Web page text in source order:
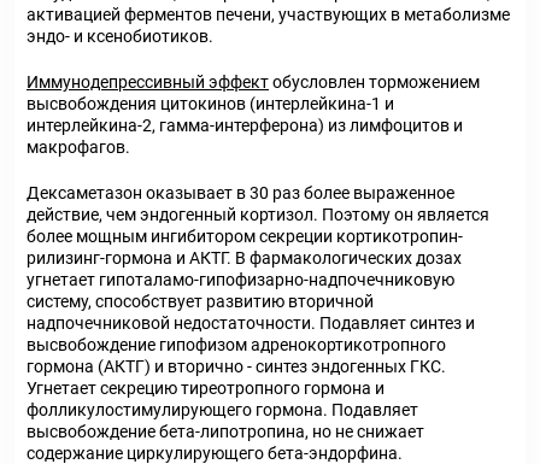
активацией ферментов печени, участвующих в метаболизме
эндо- и ксенобиотиков.
Иммунодепрессивный эффектобусловлен торможением
высвобождения цитокинов (интерлейкина-1 и
интерлейкина-2, гамма-интерферона) из лимфоцитов и
макрофагов.
Дексаметазон оказывает в 30 раз более выраженное
действие, чем эндогенный кортизол. Поэтому он является
более мощным ингибитором секреции кортикотропин-
рилизинг-гормона и АКТГ. В фармакологических дозах
угнетает гипоталамо-гипофизарно-надпочечниковую
систему, способствует развитию вторичной
надпочечниковой недостаточности. Подавляет синтез и
высвобождение гипофизом адренокортикотропного
гормона (АКТГ) и вторично - синтез эндогенных ГКС.
Угнетает секрецию тиреотропного гормона и
фолликулостимулирующего гормона. Подавляет
высвобождение бета-липотропина, но не снижает
содержание циркулирующего бета-эндорфина.